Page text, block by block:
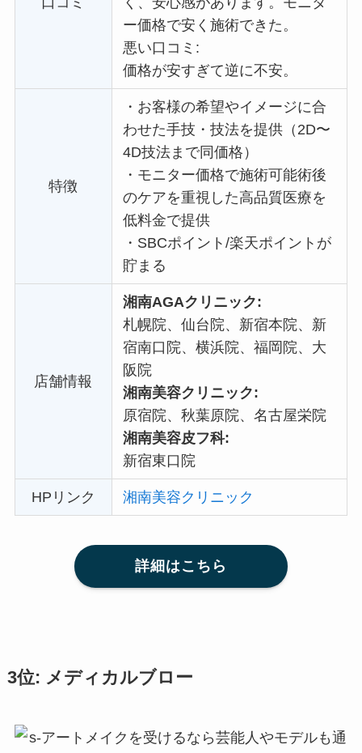
ー価格で安く施術できた。
悪い口コミ:
価格が安すぎて逆に不安。
特徴
・ お客様の希望やイメージに合
わせた手技・技法を提供（2D〜
4D技法まで同価格）
・ モニター価格で施術可能術後
のケアを重視した高品質医療を
低料金で提供
・ SBCポイント/楽天ポイントが
貯まる
店舗情報
湘南AGAクリニック:
札幌院、仙台院、新宿本院、新
宿南口院、横浜院、福岡院、大
阪院
湘南美容クリニック:
原宿院、秋葉原院、名古屋栄院
湘南美容皮フ科:
新宿東口院
HPリンク 湘南美容クリニック
詳細はこちら
3位: メディカルブロー